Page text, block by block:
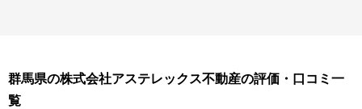
群馬県の株式会社アステレックス不動産の評価・口コミ一
覧